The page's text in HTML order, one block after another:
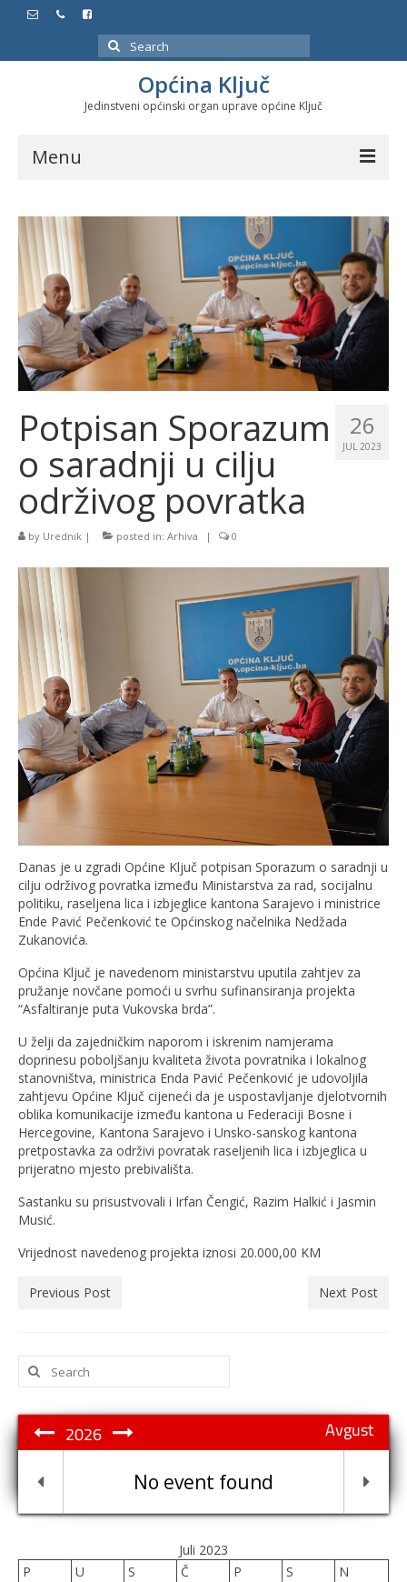
Search
for:
Općina Ključ
Jedinstveni općinski organ uprave općine Ključ
Menu
Službeni glasnici
Javne nabavke
Značajni datumi i manifestacije
Program energetske efikasnosti u stambenom
sektoru
26
JUL 2023
Potpisan Sporazum
o saradnji u cilju
održivog povratka
by Urednik | posted in: Arhiva | 0
Danas je u zgradi Općine Ključ potpisan Sporazum o saradnji u
cilju održivog povratka između Ministarstva za rad, socijalnu
politiku, raseljena lica i izbjeglice kantona Sarajevo i ministrice
Ende Pavić Pečenković te Općinskog načelnika Nedžada
Zukanovića.
Općina Ključ je navedenom ministarstvu uputila zahtjev za
pružanje novčane pomoći u svrhu sufinansiranja projekta
“Asfaltiranje puta Vukovska brda”.
U želji da zajedničkim naporom i iskrenim namjerama
doprinesu poboljšanju kvaliteta života povratnika i lokalnog
stanovništva, ministrica Enda Pavić Pečenković je udovoljila
zahtjevu Općine Ključ cijeneći da je uspostavljanje djelotvornih
oblika komunikacije između kantona u Federaciji Bosne i
Hercegovine, Kantona Sarajevo i Unsko-sanskog kantona
pretpostavka za održivi povratak raseljenih lica i izbjeglica u
prijeratno mjesto prebivališta.
Sastanku su prisustvovali i Irfan Čengić, Razim Halkić i Jasmin
Musić.
Vrijednost navedenog projekta iznosi 20.000,00 KM
Previous Post Next Post
Search
for:
Avgust
2026
No event found
Juli 2023
P
U S Č P S
N